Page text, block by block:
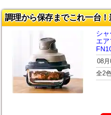
調理から保存までこれ一台
シ
エ
08
全2